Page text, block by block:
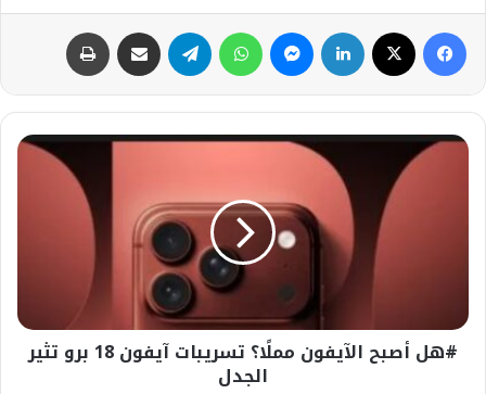
فيسبوك لينكدإن ماسنجر واتساب تيلقرام مشاركة عبر البريد
#هل
تثير
الجدل
#هل أصبح الآيفون مملًا؟ تسريبات آيفون 18 برو تثير
الجدل